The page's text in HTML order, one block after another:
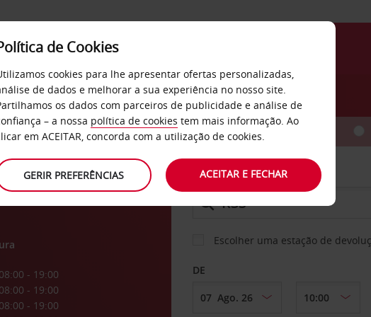
SERVIÇOS EMPRESAS
08:00 - 19:00
08:00 - 19:00
08:00 - 19:00
CARRO
LEVANTAR EM
Escolher uma estação de
DE
de Cookies
cookies para lhe apresentar ofertas personalizadas,
de dados e melhorar a sua experiência no nosso site.
os dados com parceiros de publicidade e análise de
– a nossa política de cookies tem mais informação. Ao
em ACEITAR, concorda com a utilização de cookies.
GERIR PREFERÊNCIAS ACEITAR E FECHAR